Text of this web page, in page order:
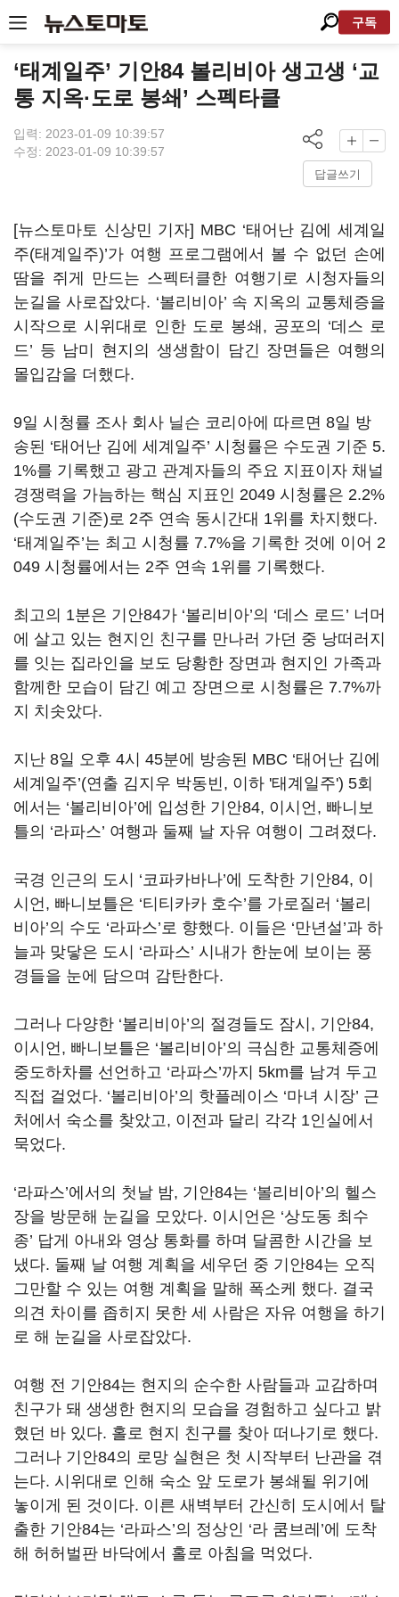
구독
‘태계일주’ 기안84 볼리비아 생고생 ‘교
통 지옥·도로 봉쇄’ 스펙타클
입력: 2023-01-09 10:39:57
수정: 2023-01-09 10:39:57
답글쓰기
[뉴스토마토 신상민 기자] MBC ‘태어난 김에 세계일
주(태계일주)’가 여행 프로그램에서 볼 수 없던 손에
땀을 쥐게 만드는 스펙터클한 여행기로 시청자들의
눈길을 사로잡았다. ‘볼리비아’ 속 지옥의 교통체증을
시작으로 시위대로 인한 도로 봉쇄 , 공포의 ‘데스 로
드’ 등 남미 현지의 생생함이 담긴 장면들은 여행의
몰입감을 더했다.
9일 시청률 조사 회사 닐슨 코리아에 따르면 8일 방
송된 ‘태어난 김에 세계일주’ 시청률은 수도권 기준 5.
1%를 기록했고 광고 관계자들의 주요 지표이자 채널
경쟁력을 가늠하는 핵심 지표인 2049 시청률은 2.2%
(수도권 기준)로 2주 연속 동시간대 1위를 차지했다.
‘태계일주’는 최고 시청률 7.7%을 기록한 것에 이어 2
049 시청률에서는 2주 연속 1위를 기록했다.
최고의 1분은 기안84가 ‘볼리비아’의 ‘데스 로드’ 너머
에 살고 있는 현지인 친구를 만나러 가던 중 낭떠러지
를 잇는 집라인을 보도 당황한 장면과 현지인 가족과
함께한 모습이 담긴 예고 장면으로 시청률은 7.7%까
지 치솟았다.
지난 8일 오후 4시 45분에 방송된 MBC ‘태어난 김에
세계일주’(연출 김지우 박동빈, 이하 '태계일주') 5회
에서는 ‘볼리비아’에 입성한 기안84, 이시언, 빠니보
틀의 ‘라파스’ 여행과 둘째 날 자유 여행이 그려졌다.
국경 인근의 도시 ‘코파카바나’에 도착한 기안84, 이
시언, 빠니보틀은 ‘티티카카 호수’를 가로질러 ‘볼리
비아’의 수도 ‘라파스’로 향했다. 이들은 ‘만년설 ’과 하
늘과 맞닿은 도시
‘라파스’ 시내가 한눈에 보이는 풍
경들을 눈에 담으며 감탄한다.
그러나 다양한 ‘볼리비아’의 절경들도 잠시 , 기안84,
이시언, 빠니보틀은 ‘볼리비아’의 극심한 교통체증에
중도하차를 선언하고 ‘라파스’까지 5km를 남겨 두고
직접 걸었다. ‘볼리비아’의 핫플레이스 ‘마녀 시장’ 근
처에서 숙소를 찾았고, 이전과 달리 각각 1인실에서
묵었다.
‘라파스’에서의 첫날 밤, 기안84는 ‘볼리비아’의 헬스
장을 방문해 눈길을 모았다. 이시언은 ‘상도동 최수
종’ 답게 아내와 영상 통화를 하며 달콤한 시간을 보
냈다. 둘째 날 여행 계획을 세우던 중 기안84는 오직
그만할 수 있는 여행 계획을 말해 폭소케 했다. 결국
의견 차이를 좁히지 못한 세 사람은 자유 여행을 하기
로 해 눈길을 사로잡았다.
여행 전 기안84는 현지의 순수한 사람들과 교감하며
친구가 돼 생생한 현지의 모습을 경험하고 싶다고 밝
혔던 바 있다. 홀로 현지 친구를 찾아 떠나기로 했다.
그러나 기안84의 로망 실현은 첫 시작부터 난관을 겪
는다. 시위대로 인해 숙소 앞 도로가 봉쇄될 위기에
놓이게 된 것이다. 이른 새벽부터 간신히 도시에서 탈
출한 기안84는 ‘라파스’의 정상인 ‘라 쿰브레 ’에 도착
해 허허벌판 바닥에서 홀로 아침을 먹었다.